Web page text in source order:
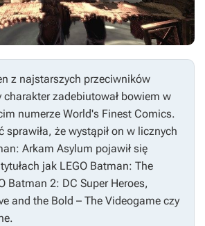
z najstarszych przeciwników
zadebiutował bowiem w
numerze World's Finest Comics.
sprawiła, że wystąpił on w licznych
Arkam Asylum pojawił się
jak LEGO Batman: The
Batman 2: DC Super Heroes,
and the Bold – The Videogame czy
.